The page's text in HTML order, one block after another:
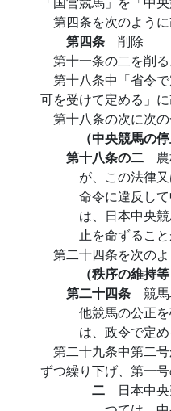
第四条を次のように
第四条 削除
第十一条の二を削る
第十八条中「省令
可を受けて定める」に
第十八条の次に次の
（中央競馬の停
第十八条の二
が、この法律
命令に違反し
は、日本中央
止を命ずること
第二十四条を次のよ
（秩序の維持等
第二十四条 競
他競馬の公正
は、政令で定め
第二十九条中第二
ずつ繰り下げ、第一
二 日本中